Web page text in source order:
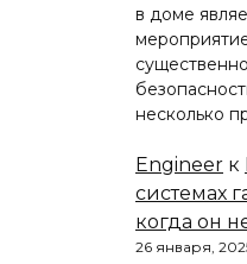
в доме
несколько
Engineer к
системах
когда он
26 января,